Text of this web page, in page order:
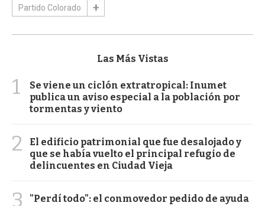
Partido Colorado
Las Más Vistas
1
Se viene un ciclón extratropical: Inumet
publica un aviso especial a la población por
tormentas y viento
2
El edificio patrimonial que fue desalojado y
que se había vuelto el principal refugio de
delincuentes en Ciudad Vieja
3
"Perdí todo": el conmovedor pedido de ayuda